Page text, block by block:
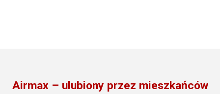
Airmax – ulubiony przez mieszkańców